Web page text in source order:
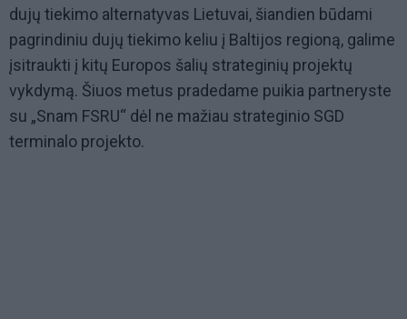
dujų tiekimo alternatyvas Lietuvai, šiandien būdami
pagrindiniu dujų tiekimo keliu į Baltijos regioną, galime
įsitraukti į kitų Europos šalių strateginių projektų
vykdymą. Šiuos metus pradedame puikia partneryste
su „Snam FSRU“ dėl ne mažiau strateginio SGD
terminalo projekto.